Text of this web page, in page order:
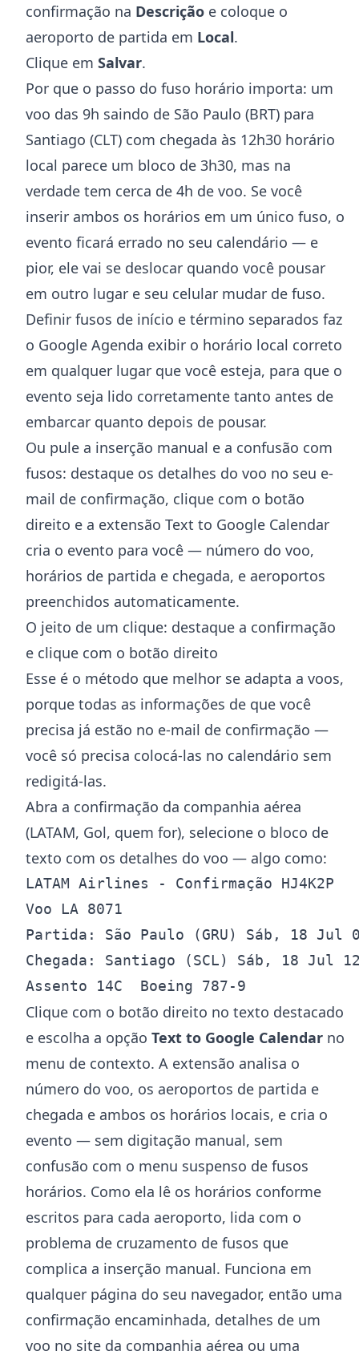
confirmação na Descrição e coloque o
aeroporto de partida em Local.
Clique em Salvar.
Por que o passo do fuso horário importa: um
voo das 9h saindo de São Paulo (BRT) para
Santiago (CLT) com chegada às 12h30 horário
local parece um bloco de 3h30, mas na
verdade tem cerca de 4h de voo. Se você
inserir ambos os horários em um único fuso, o
evento ficará errado no seu calendário — e
pior, ele vai se deslocar quando você pousar
em outro lugar e seu celular mudar de fuso.
Definir fusos de início e término separados faz
o Google Agenda exibir o horário local correto
em qualquer lugar que você esteja, para que o
evento seja lido corretamente tanto antes de
embarcar quanto depois de pousar.
Ou pule a inserção manual e a confusão com
fusos: destaque os detalhes do voo no seu e-
mail de confirmação, clique com o botão
direito e a extensão Text to Google Calendar
cria o evento para você — número do voo,
horários de partida e chegada, e aeroportos
preenchidos automaticamente.
O jeito de um clique: destaque a confirmação
e clique com o botão direito
Esse é o método que melhor se adapta a voos,
porque todas as informações de que você
precisa já estão no e-mail de confirmação —
você só precisa colocá-las no calendário sem
redigitá-las.
Abra a confirmação da companhia aérea
(LATAM, Gol, quem for), selecione o bloco de
texto com os detalhes do voo — algo como:
LATAM Airlines - Confirmação HJ4K2P
Voo LA 8071
Partida: São Paulo (GRU) Sáb, 18 Jul
Chegada: Santiago (SCL) Sáb, 18 Jul
Clique com o botão direito no texto destacado
e escolha a opção Text to Google Calendar no
menu de contexto. A extensão analisa o
número do voo, os aeroportos de partida e
chegada e ambos os horários locais, e cria o
evento — sem digitação manual, sem
confusão com o menu suspenso de fusos
horários. Como ela lê os horários conforme
escritos para cada aeroporto, lida com o
problema de cruzamento de fusos que
complica a inserção manual. Funciona em
qualquer página do seu navegador, então uma
confirmação encaminhada, detalhes de um
voo no site da companhia aérea ou uma